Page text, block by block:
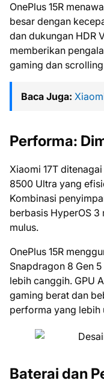
OnePlus 15R
besar dengan
dan dukungan HDR
memberikan
gaming dan
Baca Juga:
Performa:
Xiaomi 17T
8500 Ultra yang
Kombinasi
berbasis HyperOS
mulus.
OnePlus 15R
Snapdragon 8 Gen
lebih canggih. GPU
gaming berat dan
performa yang lebih
Baterai dan